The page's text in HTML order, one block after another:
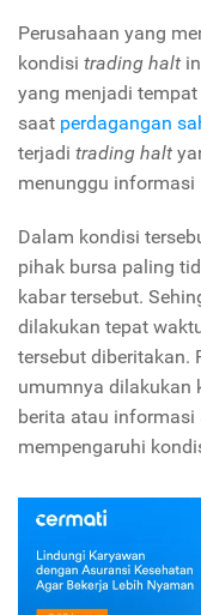
Perusahaan yang
kondisi trading halt
yang menjadi
saat perdagangan
terjadi trading halt
menunggu informasi
Dalam kondisi
pihak bursa paling
kabar tersebut.
dilakukan tepat
tersebut diberitakan.
umumnya dilakukan
berita atau
mempengaruhi